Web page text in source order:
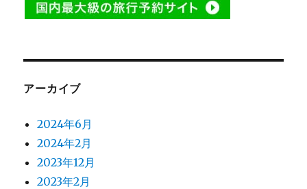
アーカイブ
2024年6月
2024年2月
2023年12月
2023年2月